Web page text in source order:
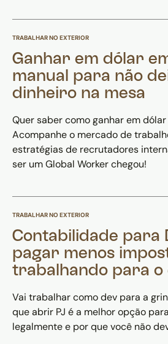
TRABALHAR NO EXTERIOR
Ganhar em dólar
manual para não
dinheiro na mesa
Quer saber como ganhar em
Acompanhe o mercado de
estratégias de recrutadores
ser um Global Worker chegou!
TRABALHAR NO EXTERIOR
Contabilidade para
pagar menos
trabalhando para o
Vai trabalhar como dev para a
que abrir PJ é a melhor opção
legalmente e por que você não